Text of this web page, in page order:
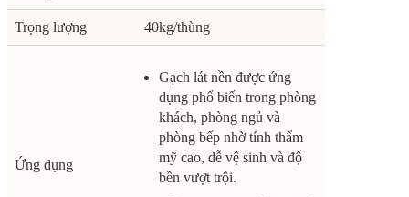
Trọng lượng 40kg/thùng
Ứng dụng
Gạch lát nền được ứng
dụng phổ biến trong phòng
khách, phòng ngủ và
phòng bếp nhờ tính thẩm
mỹ cao, dễ vệ sinh và độ
bền vượt trội.